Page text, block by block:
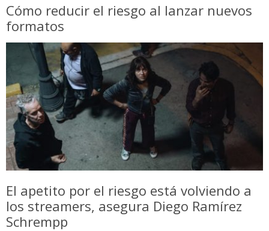
Cómo reducir el riesgo al lanzar nuevos
formatos
El apetito por el riesgo está volviendo a
los streamers, asegura Diego Ramírez
Schrempp